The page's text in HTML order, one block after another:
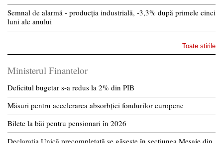
Semnal de alarmă - producția industrială, -3,3% după primele cinci
luni ale anului
Toate stirile
Ministerul Finantelor
Deficitul bugetar s-a redus la 2% din PIB
Măsuri pentru accelerarea absorbției fondurilor europene
Bilete la băi pentru pensionari în 2026
Declarația Unică precompletată se găsește în secțiunea Mesaje din